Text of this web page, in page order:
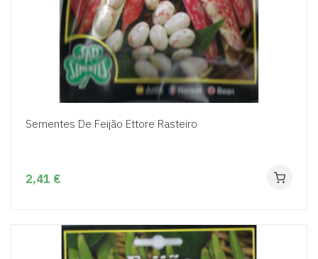
Sementes De Feijão Ettore Rasteiro
2,41 €